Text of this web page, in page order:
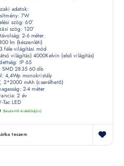
adatok:
7W
szög: 60°
szög: 120°
2-6 méter
lm (készenléti)
féle világítási mód
világítás) 4000Kelvin (első világítás)
IP 65
SMD 2835 60 db
4,4Wp monokristály
2*2000 mAh (cserélhető)
2-4 méter
2 év
Tac LED
(készletről érdeklődjön)
teszem